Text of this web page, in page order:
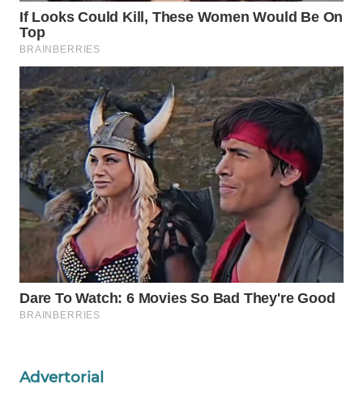
Advertorial
ID
MARTABAT
NET
PLN
WATCH
MKLI
LPKKI
LKKI
KOPEKLIN